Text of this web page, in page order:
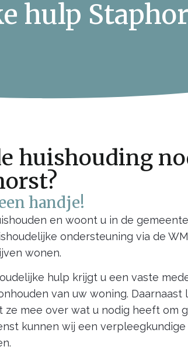
hulp
huishouding
handje!
en woont u in de
ondersteuning via de
wonen.
hulp krijgt u een vaste
van uw woning. Daarnaast
mee over wat u nodig heeft om
kunnen wij een